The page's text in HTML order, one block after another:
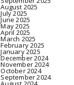
August 2025
July 2025
June 2025
May 2025
April 2025
March 2025
February 2025
January 2025
December 2024
November 2024
October 2024
September 2024